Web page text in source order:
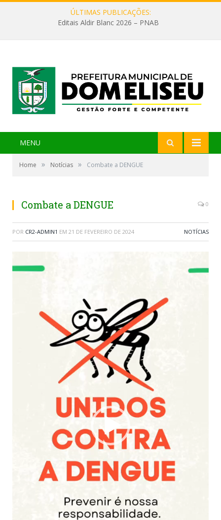
ÚLTIMAS PUBLICAÇÕES:
Editais Aldir Blanc 2026 – PNAB
MENU
Home » Notícias » Combate a DENGUE
Combate a DENGUE 0
POR CR2-ADMIN1 EM 21 DE FEVEREIRO DE 2024 NOTÍCIAS
de